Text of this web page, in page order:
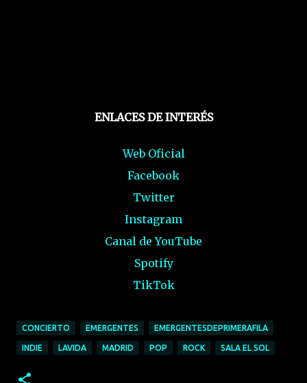
ENLACES DE INTERÉS
Web Oficial
Facebook
Twitter
Instagram
Canal de YouTube
Spotify
TikTok
CONCIERTO EMERGENTES EMERGENTESDEPRIMERAFILA
INDIE LAVIDA MADRID POP ROCK SALA EL SOL